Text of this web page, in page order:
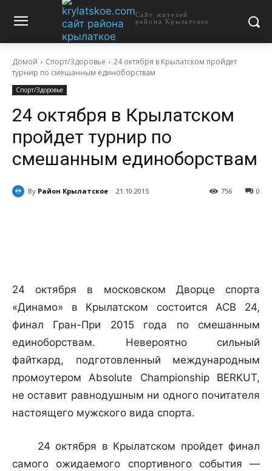
Сайт жителей
района Крылатское
Домой Спорт/Здоровье
24 октября в Крылатском пройдет
турнир по смешанным единоборствам
Спорт/Здоровье
24 октября в Крылатском
пройдет турнир по
смешанным единоборствам
By Район Крылатское 21.10.2015 0
756
24 октября в московском Дворце спорта
«Динамо» в Крылатском состоится АСВ 24,
финал Гран-При 2015 года по смешанным
единоборствам. Невероятно сильный
файткард, подготовленный международным
промоутером Absolute Championship BERKUT,
не оставит равнодушным ни одного почитателя
настоящего мужского вида спорта.
24 октября в Крылатском пройдет финал
самого ожидаемого спортивного события —